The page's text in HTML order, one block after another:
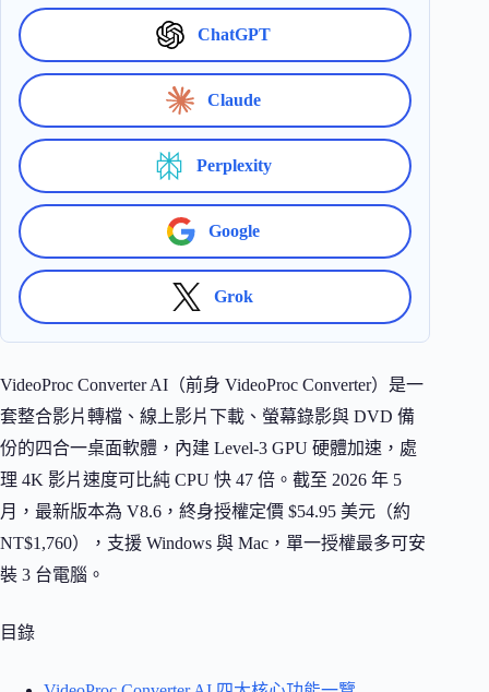
ChatGPT
Claude
Perplexity
Google
Grok
VideoProc Converter AI（前身 VideoProc Converter）是一
套整合影片轉檔、線上影片下載、螢幕錄影與 DVD 備
份的四合一桌面軟體，內建 Level-3 GPU 硬體加速，處
理 4K 影片速度可比純 CPU 快 47 倍。截至 2026 年 5
月，最新版本為 V8.6，終身授權定價 $54.95 美元（約
NT$1,760），支援 Windows 與 Mac，單一授權最多可安
裝 3 台電腦。
目錄